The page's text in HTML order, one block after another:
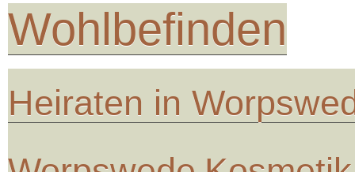
Wohlbefinden
Heiraten in